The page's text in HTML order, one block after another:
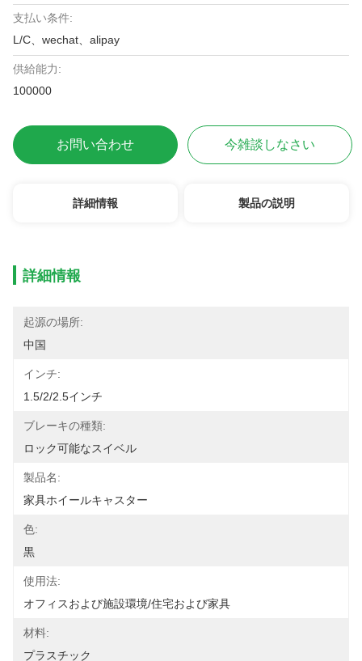
支払い条件:
L/C、wechat、alipay
供給能力:
100000
お問い合わせ 今雑談しなさい
詳細情報 製品の説明
詳細情報
起源の場所:
中国
インチ:
1.5/2/2.5インチ
ブレーキの種類:
ロック可能なスイベル
製品名:
家具ホイールキャスター
色:
黒
使用法:
オフィスおよび施設環境/住宅および家具
材料:
プラスチック